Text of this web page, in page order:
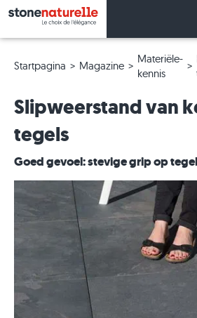
Startpagina Magazine
Materiële-
kennis
Slipweerstand van
tegels
Goed gevoel: stevige grip op